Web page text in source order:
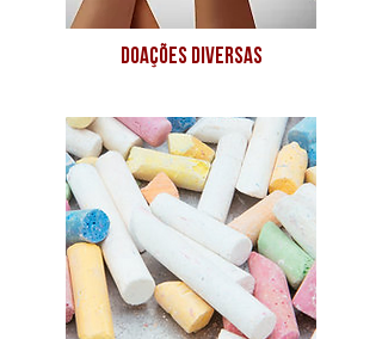
doações diversas